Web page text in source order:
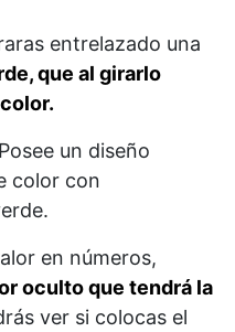
entrelazado una
que al girarlo
un diseño
color con
en números,
oculto que tendrá la
ver si colocas el